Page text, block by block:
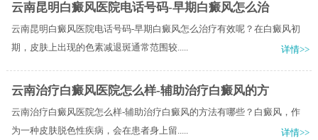
云南昆明白癜风医院电话号码-早期白癜风怎么治
云南昆明白癜风医院电话号码-早期白癜风怎么治疗有效呢？在白癜风初
期，皮肤上出现的色素减退斑通常范围较.....
详情>>
云南治疗白癜风医院怎么样-辅助治疗白癜风的方
云南治疗白癜风医院怎么样-辅助治疗白癜风的方法有哪些？白癜风，作
为一种皮肤脱色性疾病，会在患者身上留.....
详情>>